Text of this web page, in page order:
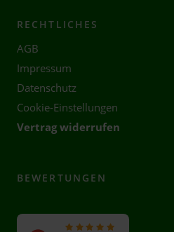
RECHTLICHES
AGB
Impressum
Datenschutz
Cookie-Einstellungen
Vertrag widerrufen
BEWERTUNGEN